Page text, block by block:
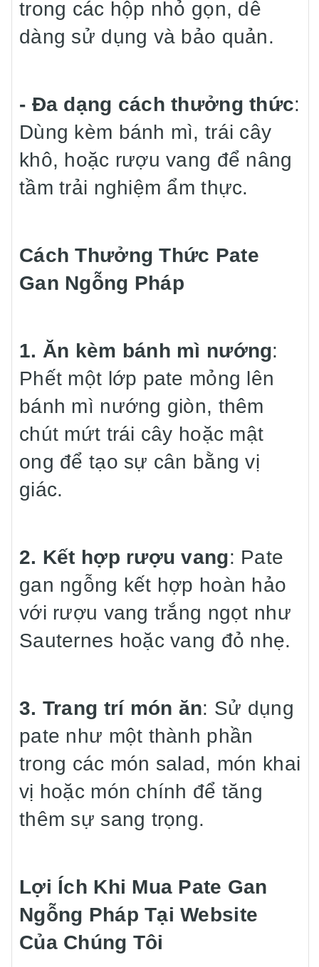
trong các hộp nhỏ gọn, dễ
dàng sử dụng và bảo quản.
- Đa dạng cách thưởng thức:
Dùng kèm bánh mì, trái cây
khô, hoặc rượu vang để nâng
tầm trải nghiệm ẩm thực.
Cách Thưởng Thức Pate
Gan Ngỗng Pháp
1. Ăn kèm bánh mì nướng:
Phết một lớp pate mỏng lên
bánh mì nướng giòn, thêm
chút mứt trái cây hoặc mật
ong để tạo sự cân bằng vị
giác.
2. Kết hợp rượu vang: Pate
gan ngỗng kết hợp hoàn hảo
với rượu vang trắng ngọt như
Sauternes hoặc vang đỏ nhẹ.
3. Trang trí món ăn: Sử dụng
pate như một thành phần
trong các món salad, món khai
vị hoặc món chính để tăng
thêm sự sang trọng.
Lợi Ích Khi Mua Pate Gan
Ngỗng Pháp Tại Website
Của Chúng Tôi